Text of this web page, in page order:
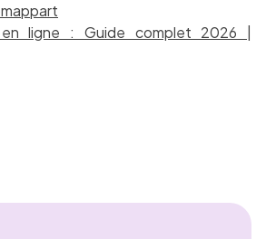
ligne : Guide complet 2026 |